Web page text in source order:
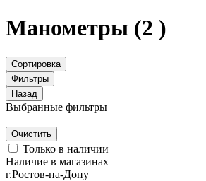
Манометры (2 )
Сортировка
Фильтры
Назад
Выбранные фильтры
Очистить
Только в наличии
Наличие в магазинах
г.Ростов-на-Дону